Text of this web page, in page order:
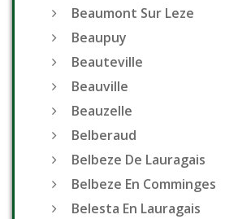
Beaumont Sur Leze
Beaupuy
Beauteville
Beauville
Beauzelle
Belberaud
Belbeze De Lauragais
Belbeze En Comminges
Belesta En Lauragais